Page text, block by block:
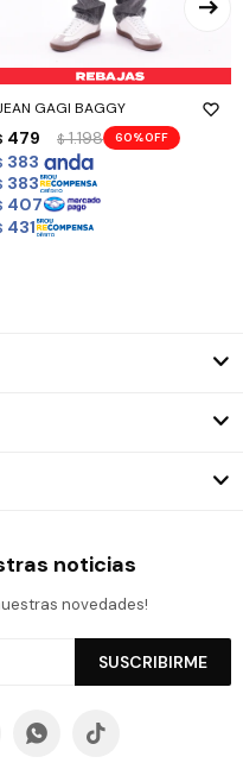
GAGI BAGGY
479 $ 1.198 60
383
383
407
431
noticias
novedades!
SUSCRIBIRME
 